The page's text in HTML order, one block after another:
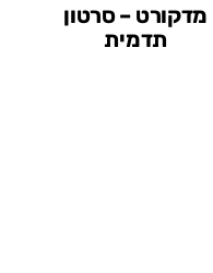
מדקורט – סרטון
תדמית